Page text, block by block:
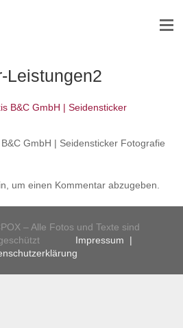
Leistungen2
GmbH | Seidensticker Fotografie
um einen Kommentar abzugeben.
– Alle Fotos und Texte sind
geschützt
Impressum |